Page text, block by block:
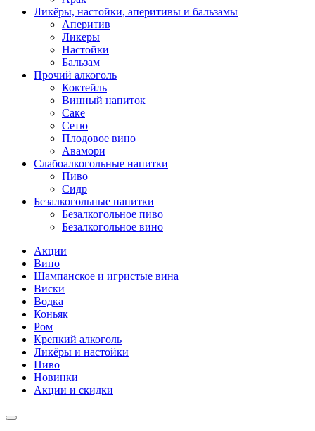
Ликёры, настойки, аперитивы и бальзамы
Аперитив
Ликеры
Настойки
Бальзам
Прочий алкоголь
Коктейль
Винный напиток
Саке
Сетю
Плодовое вино
Авамори
Слабоалкогольные напитки
Пиво
Сидр
Безалкогольные напитки
Безалкогольное пиво
Безалкогольное вино
Акции
Вино
Шампанское и игристые вина
Виски
Водка
Коньяк
Ром
Крепкий алкоголь
Ликёры и настойки
Пиво
Новинки
Акции и скидки